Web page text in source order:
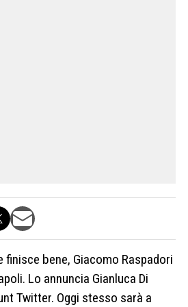
finisce bene, Giacomo Raspadori
Lo annuncia Gianluca Di
Twitter. Oggi stesso sarà a